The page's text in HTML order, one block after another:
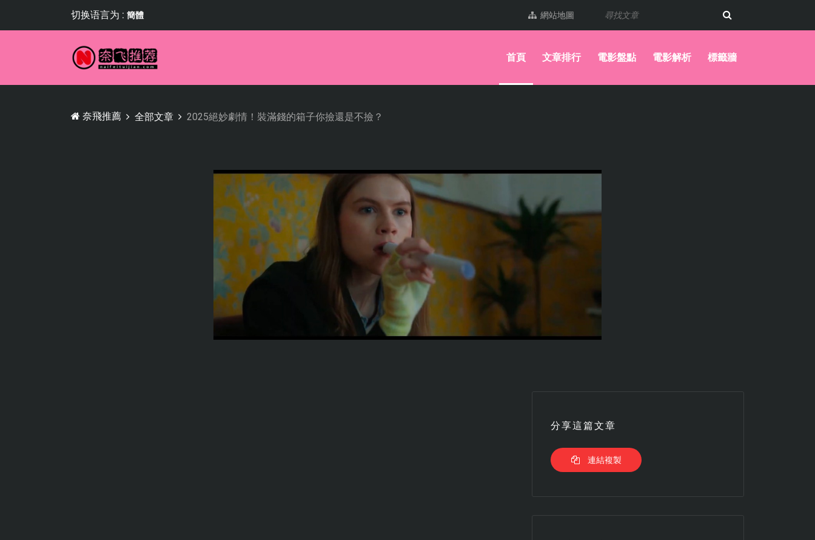
切换语言为 : 簡體 網站地圖
首頁 文章排行 電影盤點 電影解析 標籤牆
奈飛推薦 全部文章 2025絕妙劇情！裝滿錢的箱子你撿還是不撿？
分享這篇文章
連結複製